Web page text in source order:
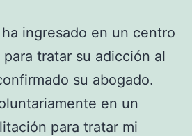
ingresado en un centro
tratar su adicción al
su abogado.
en un
para tratar mi